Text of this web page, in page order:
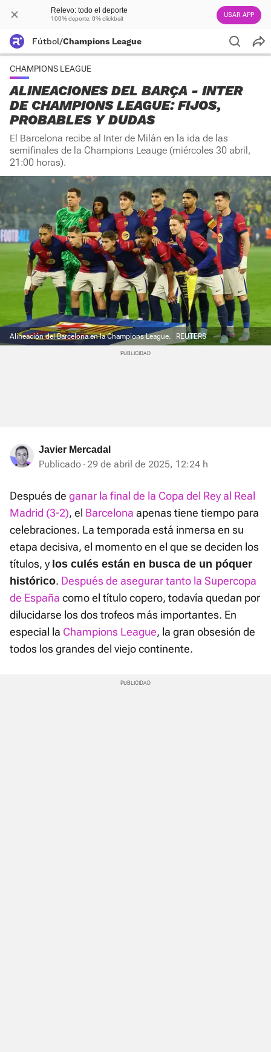
Relevo: todo el deporte
100% deporte. 0% clickbait USAR APP
Fútbol/Champions League
CHAMPIONS LEAGUE
ALINEACIONES DEL BARÇA - INTER
DE CHAMPIONS LEAGUE: FIJOS,
PROBABLES Y DUDAS
El Barcelona recibe al Inter de Milán en la ida de las
semifinales de la Champions Leauge (miércoles 30 abril,
21:00 horas).
Alineación del Barcelona en la Champions League. REUTERS
Javier Mercadal
Publicado 29 de abril de 2025, 12:24 h
Después de ganar la final de la Copa del Rey al Real
Madrid (3-2), el Barcelona apenas tiene tiempo para
celebraciones. La temporada está inmersa en su
etapa decisiva, el momento en el que se deciden los
títulos, y los culés están en busca de un póquer
histórico. Después de asegurar tanto la Supercopa
de España como el título copero, todavía quedan por
dilucidarse los dos trofeos más importantes. En
especial la Champions League, la gran obsesión de
todos los grandes del viejo continente.